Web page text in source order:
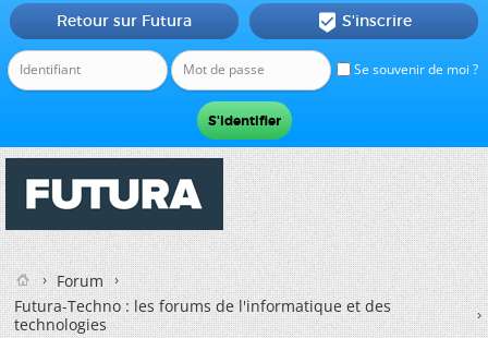
Se souvenir de moi ?
Retour sur Futura  S'inscrire
Forum
Futura-Techno : les forums de l'informatique et des
technologies